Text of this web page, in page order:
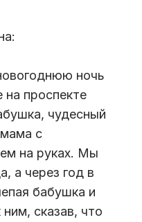
ночь
проспекте
чудесный
с
на руках. Мы
а через год в
бабушка и
сказав, что